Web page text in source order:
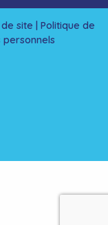
de site
Politique de